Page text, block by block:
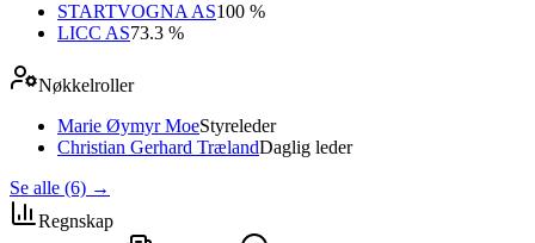
STARTVOGNA AS100 %
LICC AS73.3 %
Nøkkelroller
Marie Øymyr MoeStyreleder
Christian Gerhard TrælandDaglig leder
Se alle (6) →
Regnskap